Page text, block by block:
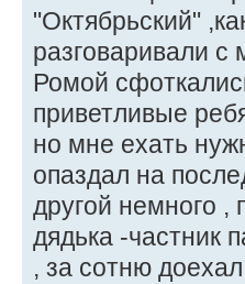
"Октябрьский"
разговаривали
Ромой
приветливые
но мне ехать
опаздал на
другой немного ,
дядька -частник
, за сотню